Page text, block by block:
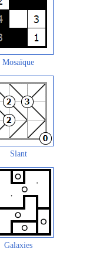
Mosaïque
Slant
Galaxies